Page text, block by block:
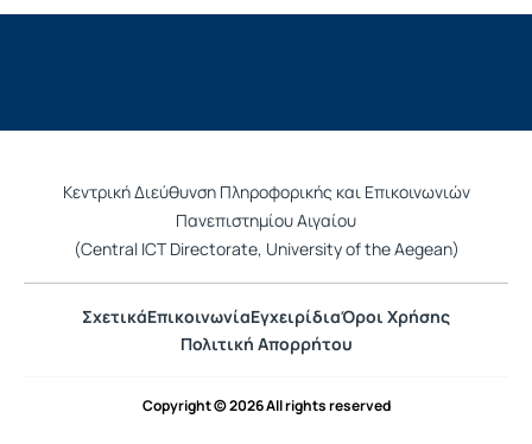
Κεντρική Διεύθυνση Πληροφορικής και Επικοινωνιών
Πανεπιστημίου Αιγαίου
(Central ICT Directorate, University of the Aegean)
ΣχετικάΕπικοινωνίαΕγχειρίδιαΌροι Χρήσης
Πολιτική Απορρήτου
Copyright © 2026 All rights reserved